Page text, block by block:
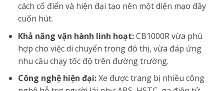
cách cổ điển và hiện đại tạo nên một diện mạo đầy
cuốn hút.
Khả năng vận hành linh hoạt:CB1000R vừa phù
hợp cho việc di chuyển trong đô thị, vừa đáp ứng
nhu cầu chạy tốc độ trên đường trường.
Công nghệ hiện đại:Xe được trang bị nhiều công